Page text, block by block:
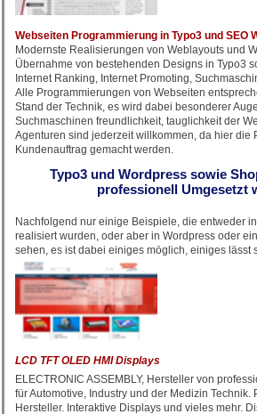
Webseiten Programmierung in Typo3 und SEO
Modernste Realisierungen von Weblayouts und
Übernahme von bestehenden Designs in Typo3
Internet Ranking, Internet Promoting,
Alle Programmierungen von Webseiten
Stand der Technik, es wird dabei besonderer
Suchmaschinen freundlichkeit, tauglichkeit der
Agenturen sind jederzeit willkommen, da hier die
Kundenauftrag gemacht werden.
Typo3 und Wordpress sowie
professionell Umgesetzt
Nachfolgend nur einige Beispiele, die entweder
realisiert wurden, oder aber in Wordpress oder
sehen, es ist dabei einiges möglich, einiges lässt
LCD TFT OLED HMI Displays
ELECTRONIC ASSEMBLY, Hersteller von
für Automotive, Industry und der Medizin Technik.
Hersteller. Interaktive Displays und vieles mehr.